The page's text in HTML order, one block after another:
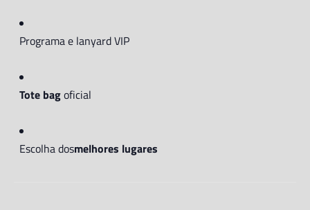
Programa e lanyard VIP
Tote bagoficial
Escolha dosmelhores lugares